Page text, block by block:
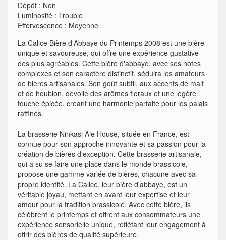
Dépôt : Non
Luminosité : Trouble
Effervescence : Moyenne
La Calice Bière d'Abbaye du Printemps 2008 est une bière
unique et savoureuse, qui offre une expérience gustative
des plus agréables. Cette bière d'abbaye, avec ses notes
complexes et son caractère distinctif, séduira les amateurs
de bières artisanales. Son goût subtil, aux accents de malt
et de houblon, dévoile des arômes floraux et une légère
touche épicée, créant une harmonie parfaite pour les palais
raffinés.
La brasserie Ninkasi Ale House, située en France, est
connue pour son approche innovante et sa passion pour la
création de bières d'exception. Cette brasserie artisanale,
qui a su se faire une place dans le monde brassicole,
propose une gamme variée de bières, chacune avec sa
propre identité. La Calice, leur bière d'abbaye, est un
véritable joyau, mettant en avant leur expertise et leur
amour pour la tradition brassicole. Avec cette bière, ils
célèbrent le printemps et offrent aux consommateurs une
expérience sensorielle unique, reflétant leur engagement à
offrir des bières de qualité supérieure.